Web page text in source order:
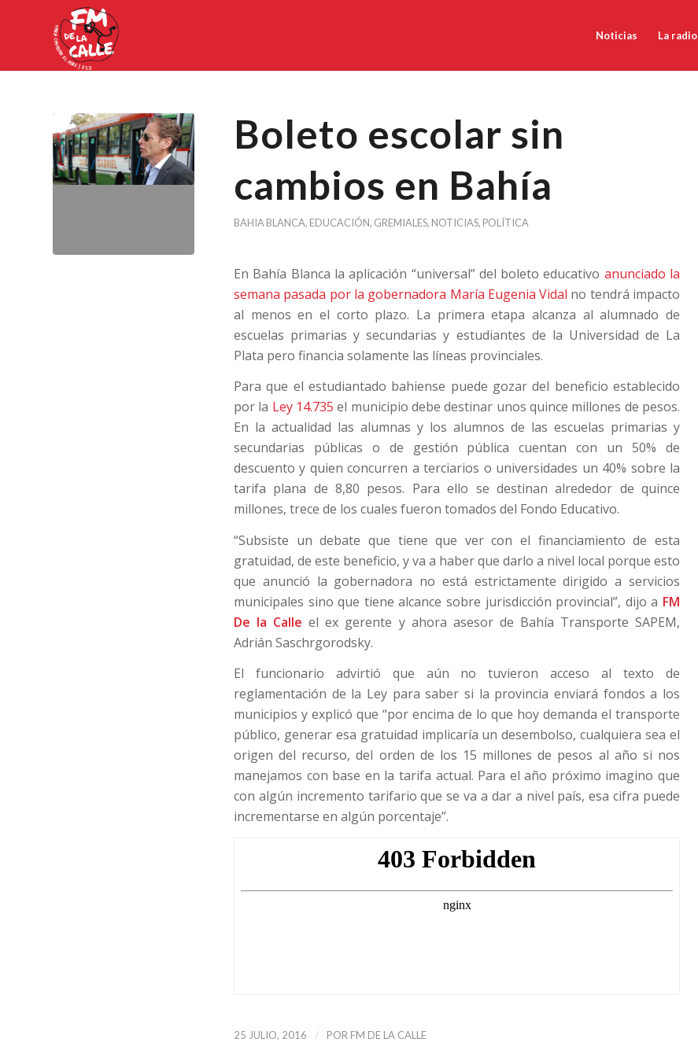
Noticias La radio
Boleto escolar sin
cambios en Bahía
BAHIA BLANCA, EDUCACIÓN, GREMIALES, NOTICIAS, POLÍTICA
En Bahía Blanca la aplicación “universal” del boleto educativo anunciado la
semana pasada por la gobernadora María Eugenia Vidal no tendrá impacto
al menos en el corto plazo. La primera etapa alcanza al alumnado de
escuelas primarias y secundarias y estudiantes de la Universidad de La
Plata pero financia solamente las líneas provinciales.
Para que el estudiantado bahiense puede gozar del beneficio establecido
por la Ley 14.735 el municipio debe destinar unos quince millones de pesos.
En la actualidad las alumnas y los alumnos de las escuelas primarias y
secundarias públicas o de gestión pública cuentan con un 50% de
descuento y quien concurren a terciarios o universidades un 40% sobre la
tarifa plana de 8,80 pesos. Para ello se destinan alrededor de quince
millones, trece de los cuales fueron tomados del Fondo Educativo.
“Subsiste un debate que tiene que ver con el financiamiento de esta
gratuidad, de este beneficio, y va a haber que darlo a nivel local porque esto
que anunció la gobernadora no está estrictamente dirigido a servicios
municipales sino que tiene alcance sobre jurisdicción provincial”, dijo a FM
De la Calle el ex gerente y ahora asesor de Bahía Transporte SAPEM,
Adrián Saschrgorodsky.
El funcionario advirtió que aún no tuvieron acceso al texto de
reglamentación de la Ley para saber si la provincia enviará fondos a los
municipios y explicó que “por encima de lo que hoy demanda el transporte
público, generar esa gratuidad implicaría un desembolso, cualquiera sea el
origen del recurso, del orden de los 15 millones de pesos al año si nos
manejamos con base en la tarifa actual. Para el año próximo imagino que
con algún incremento tarifario que se va a dar a nivel país, esa cifra puede
incrementarse en algún porcentaje”.
25 JULIO, 2016 / POR FM DE LA CALLE